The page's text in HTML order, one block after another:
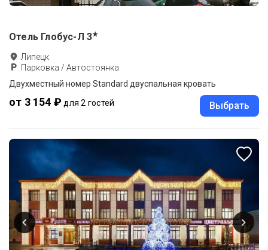
Отель Глобус-Л 3★
Липецк
Парковка / Автостоянка
Двухместный номер Standard двуспальная кровать
от 3 154 ₽ для 2 гостей Выбрать